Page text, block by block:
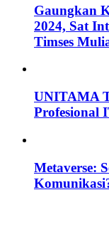
Gaungkan
2024, Sat
Timses
UNITAMA
Profesional
Metaverse: